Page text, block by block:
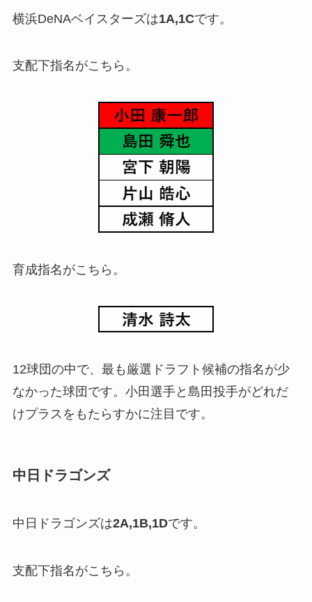
横浜DeNAベイスターズは1A,1Cです。
支配下指名がこちら。
育成指名がこちら。
12球団の中で、最も厳選ドラフト候補の指名が少
なかった球団です。小田選手と島田投手がどれだ
けプラスをもたらすかに注目です。
中日ドラゴンズ
中日ドラゴンズは2A,1B,1Dです。
支配下指名がこちら。